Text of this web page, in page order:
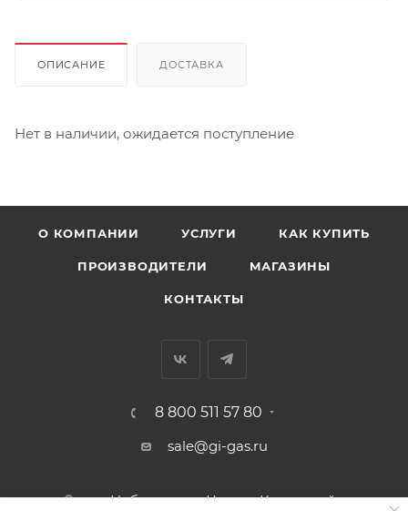
ОПИСАНИЕ ДОСТАВКА
Нет в наличии, ожидается поступление
О КОМПАНИИ УСЛУГИ КАК КУПИТЬ
ПРОИЗВОДИТЕЛИ МАГАЗИНЫ
КОНТАКТЫ
8 800 511 57 80
sale@gi-gas.ru
г. Набережные Челны, Казанский